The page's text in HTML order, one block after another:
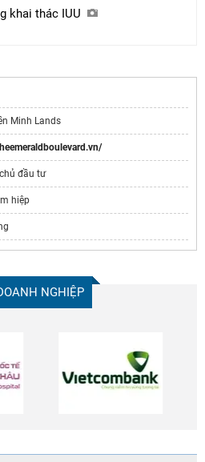
khai thác IUU
Minh Lands
chủ đầu tư
hiệp
NGHIỆP